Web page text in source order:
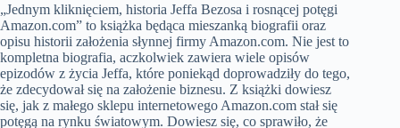
„Jednym kliknięciem, historia Jeffa Bezosa i rosnącej potęgi
Amazon.com” to książka będąca mieszanką biografii oraz
opisu historii założenia słynnej firmy Amazon.com. Nie jest to
kompletna biografia, aczkolwiek zawiera wiele opisów
epizodów z życia Jeffa, które poniekąd doprowadziły do tego,
że zdecydował się na założenie biznesu. Z książki dowiesz
się, jak z małego sklepu internetowego Amazon.com stał się
potęgą na rynku światowym. Dowiesz się, co sprawiło, że